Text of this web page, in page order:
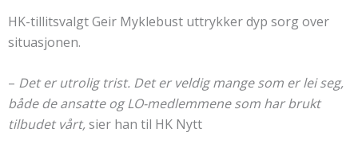
HK-tillitsvalgt Geir Myklebust uttrykker dyp sorg over
situasjonen.
– Det er utrolig trist. Det er veldig mange som er lei seg,
både de ansatte og LO-medlemmene som har brukt
tilbudet vårt,sier han til HK Nytt